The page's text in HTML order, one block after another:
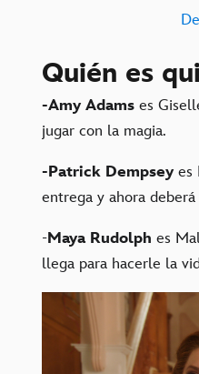
Quién es
-Amy Adams es
jugar con la magia.
-Patrick Dempsey es
entrega y ahora
-Maya Rudolph es
llega para hacerle la